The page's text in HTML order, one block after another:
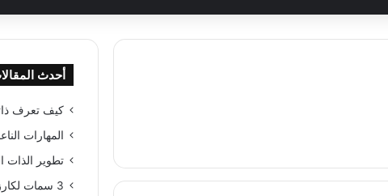
أحدث
كيف تعرف
المهارات
تطوير الذات
3 سمات لكارزما شخصية الناجح